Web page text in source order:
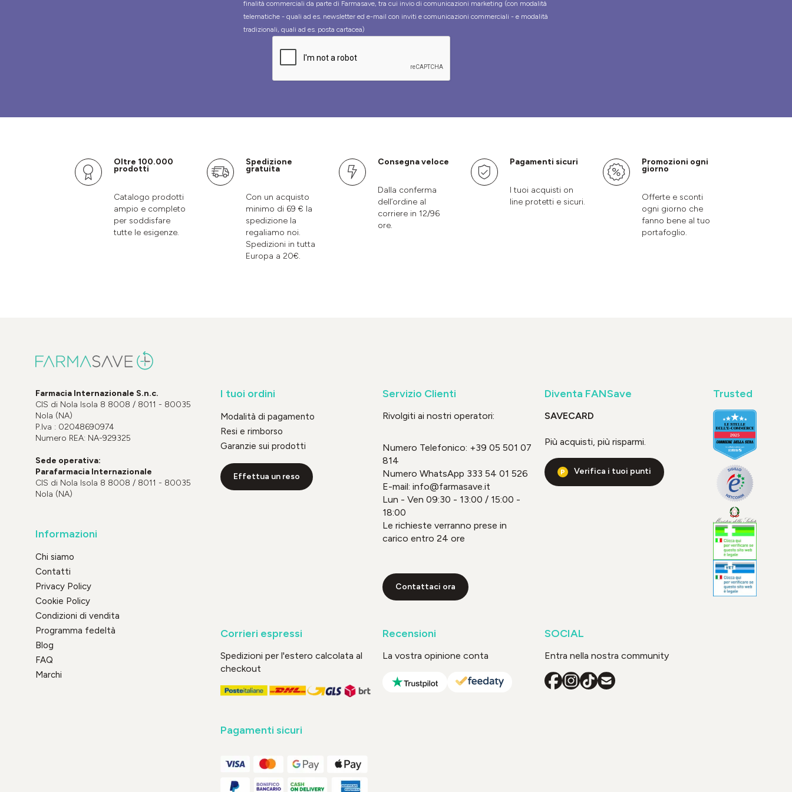
finalità commerciali da parte di Farmasave, tra cui invio di comunicazioni marketing (con modalità
telematiche - quali ad es. newsletter ed e-mail con inviti e comunicazioni commerciali - e modalità
tradizionali, quali ad es. posta cartacea)
Oltre 100.000
prodotti
Catalogo prodotti
ampio e completo
per soddisfare
tutte le esigenze.
Spedizione
gratuita
Con un acquisto
minimo di 69 € la
spedizione la
regaliamo noi.
Spedizioni in tutta
Europa a 20€.
Consegna veloce
Dalla conferma
dell’ordine al
corriere in 12/96
ore.
Pagamenti sicuri
I tuoi acquisti on
line protetti e sicuri.
Promozioni ogni
giorno
Offerte e sconti
ogni giorno che
fanno bene al tuo
portafoglio.
Farmacia Internazionale S.n.c.
CIS di Nola Isola 8 8008 / 8011 - 80035
Nola (NA)
P.Iva : 02048690974
Numero REA: NA-929325
Sede operativa:
Parafarmacia Internazionale
CIS di Nola Isola 8 8008 / 8011 - 80035
Nola (NA)
Informazioni
Chi siamo
Contatti
Privacy Policy
Cookie Policy
Condizioni di vendita
Programma fedeltà
Blog
FAQ
Marchi
I tuoi ordini
Modalità di pagamento
Resi e rimborso
Garanzie sui prodotti
Effettua un reso
Servizio Clienti
Rivolgiti ai nostri operatori:
Numero Telefonico: +39 05 501 07
814
Numero WhatsApp 333 54 01 526
E-mail: info@farmasave.it
Lun - Ven 09:30 - 13:00 / 15:00 -
18:00
Le richieste verranno prese in
carico entro 24 ore
Contattaci ora
Diventa FANSave
SAVECARD
Più acquisti, più risparmi.
Verifica i tuoi punti
Corrieri espressi
Spedizioni per l'estero calcolata al
checkout
Recensioni
La vostra opinione conta
SOCIAL
Entra nella nostra community
Pagamenti sicuri
Trusted